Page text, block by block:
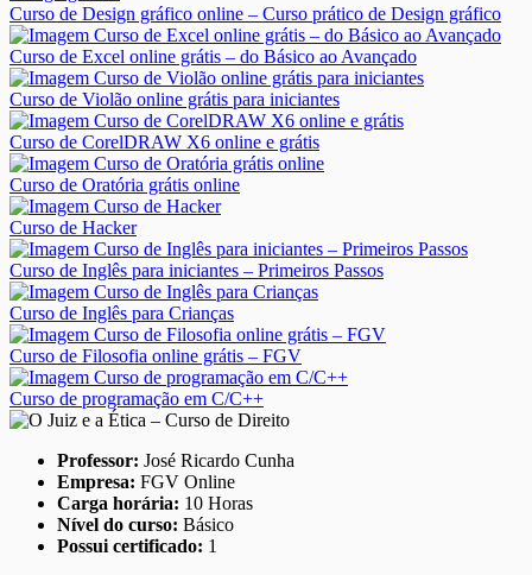
Curso de Design gráfico online – Curso prático de Design gráfico
Curso de Excel online grátis – do Básico ao Avançado
Curso de Violão online grátis para iniciantes
Curso de CorelDRAW X6 online e grátis
Curso de Oratória grátis online
Curso de Hacker
Curso de Inglês para iniciantes – Primeiros Passos
Curso de Inglês para Crianças
Curso de Filosofia online grátis – FGV
Curso de programação em C/C++
Professor: José Ricardo Cunha
Empresa: FGV Online
Carga horária: 10 Horas
Nível do curso: Básico
Possui certificado: 1